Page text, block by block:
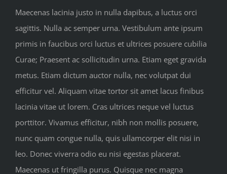
Maecenas lacinia justo in nulla dapibus, a luctus orci
sagittis. Nulla ac semper urna. Vestibulum ante ipsum
primis in faucibus orci luctus et ultrices posuere cubilia
Curae; Praesent ac sollicitudin urna. Etiam eget gravida
metus. Etiam dictum auctor nulla, nec volutpat dui
efficitur vel. Aliquam vitae tortor sit amet lacus finibus
lacinia vitae ut lorem. Cras ultrices neque vel luctus
porttitor. Vivamus efficitur, nibh non mollis posuere,
nunc quam congue nulla, quis ullamcorper elit nisi in
leo. Donec viverra odio eu nisi egestas placerat.
Maecenas ut fringilla purus. Quisque nec magna